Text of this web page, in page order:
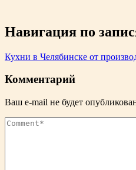
Навигация по
Кухни в Челябинске от
Комментарий
Ваш e-mail не будет